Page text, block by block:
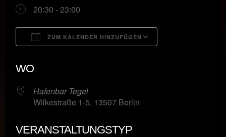
20:30 - 23:00
ZUM KALENDER HINZUFÜGEN
WO
Hafenbar Tegel
Wilkestraße 1-5, 13507 Berlin
VERANSTALTUNGSTYP